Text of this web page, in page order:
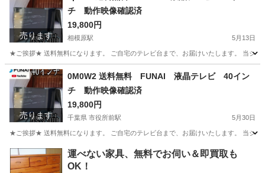
売ります
チ 動作映像確認済
19,800円
相模原駅 5月13日
★ご挨拶★ 送料無料になります。 ご自宅のテレビ台まで、お届けいたします。 当シ
神奈川 相模原市 相模原駅 テレビ FUNAI
売ります
0M0W2 送料無料 FUNAI 液晶テレビ 40イン
チ 動作映像確認済
19,800円
千葉県 市役所前駅 5月30日
★ご挨拶★ 送料無料になります。 ご自宅のテレビ台まで、お届けいたします。 当シ
千葉 千葉市 市役所前駅 テレビ FUNAI
運べない家具、無料でお伺い＆即買取も
OK！